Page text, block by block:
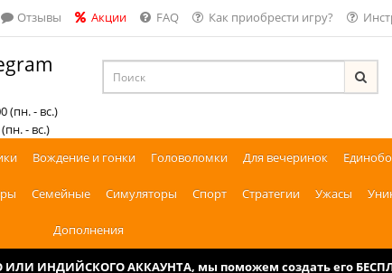
Отзывы Акции FAQ Как приобрести игру?
(пн. - вс.)
- вс.)
Вождение и гонки Головоломки Для вечеринок
Семейные Симуляторы Спорт Стратегии Ужасы
Дополнения
ИНДИЙСКОГО АККАУНТА, мы поможем создать его